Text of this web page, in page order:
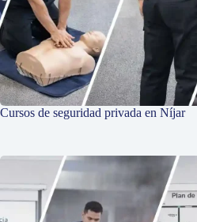
Cursos de seguridad privada en Níjar